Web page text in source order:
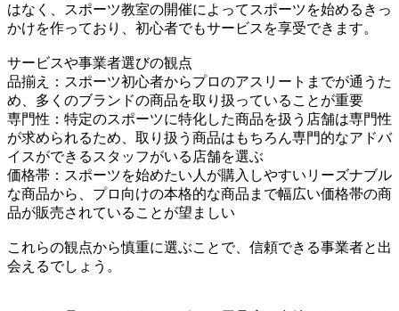
はなく、スポーツ教室の開催によってスポーツを始めるきっ
かけを作っており、初心者でもサービスを享受できます。
サービスや事業者選びの観点
品揃え：スポーツ初心者からプロのアスリートまでが通うた
め、多くのブランドの商品を取り扱っていることが重要
専門性：特定のスポーツに特化した商品を扱う店舗は専門性
が求められるため、取り扱う商品はもちろん専門的なアドバ
イスができるスタッフがいる店舗を選ぶ
価格帯：スポーツを始めたい人が購入しやすいリーズナブル
な商品から、プロ向けの本格的な商品まで幅広い価格帯の商
品が販売されていることが望ましい
これらの観点から慎重に選ぶことで、信頼できる事業者と出
会えるでしょう。